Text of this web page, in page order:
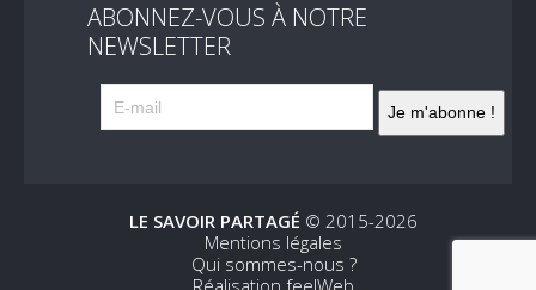
ABONNEZ-VOUS À NOTRE
NEWSLETTER
LE SAVOIR PARTAGÉ © 2015-2026
Mentions légales
Qui sommes-nous ?